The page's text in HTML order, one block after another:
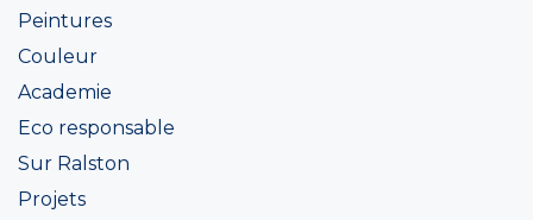
Peintures
Couleur
Academie
Eco responsable
Sur Ralston
Projets